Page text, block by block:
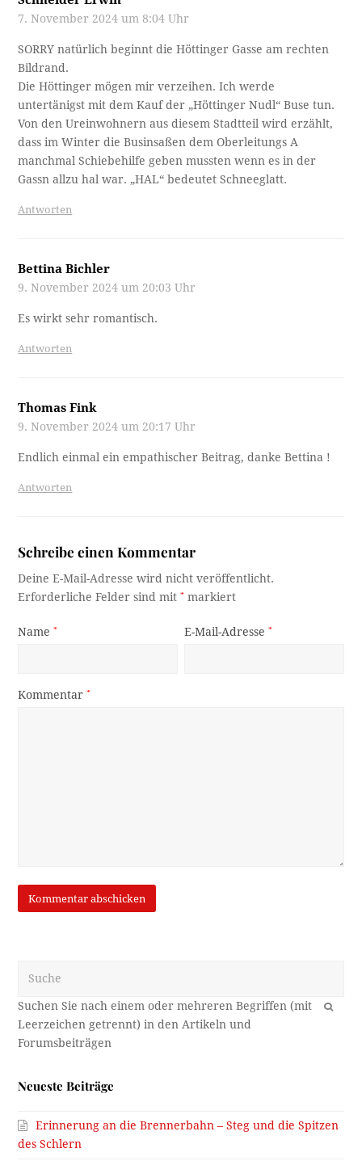
7. November 2024 um 8:04 Uhr
SORRY natürlich beginnt die Höttinger Gasse am rechten
Bildrand.
Die Höttinger mögen mir verzeihen. Ich werde
untertänigst mit dem Kauf der „Höttinger Nudl“ Buse tun.
Von den Ureinwohnern aus diesem Stadtteil wird erzählt,
dass im Winter die Businsaßen dem Oberleitungs A
manchmal Schiebehilfe geben mussten wenn es in der
Gassn allzu hal war. „HAL“ bedeutet Schneeglatt.
Antworten
Bettina Bichler
9. November 2024 um 20:03 Uhr
Es wirkt sehr romantisch.
Antworten
Thomas Fink
9. November 2024 um 20:17 Uhr
Endlich einmal ein empathischer Beitrag, danke Bettina !
Antworten
Schreibe einen Kommentar
Deine E-Mail-Adresse wird nicht veröffentlicht.
Erforderliche Felder sind mit* markiert
Name* E-Mail-Adresse*
Kommentar*
OK
Neueste Beiträge
Erinnerung an die Brennerbahn – Steg und die Spitzen
des Schlern